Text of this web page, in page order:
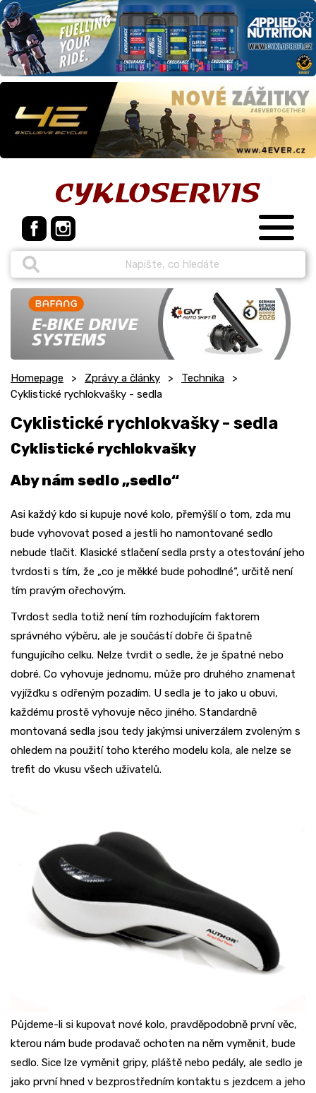
Homepage Zprávy a články
Technika
Cyklistické rychlokvašky - sedla
Cyklistické rychlokvašky - sedla
Cyklistické rychlokvašky
Aby nám sedlo „sedlo“
Asi každý kdo si kupuje nové kolo, přemýšlí o tom, zda mu
bude vyhovovat posed a jestli ho namontované sedlo
nebude tlačit. Klasické stlačení sedla prsty a otestování jeho
tvrdosti s tím, že „co je měkké bude pohodlné“, určitě není
tím pravým ořechovým.
Tvrdost sedla totiž není tím rozhodujícím faktorem
správného výběru, ale je součástí dobře či špatně
fungujícího celku. Nelze tvrdit o sedle, že je špatné nebo
dobré. Co vyhovuje jednomu, může pro druhého znamenat
vyjížďku s odřeným pozadím. U sedla je to jako u obuvi,
každému prostě vyhovuje něco jiného. Standardně
montovaná sedla jsou tedy jakýmsi univerzálem zvoleným s
ohledem na použití toho kterého modelu kola, ale nelze se
trefit do vkusu všech uživatelů.
Půjdeme-li si kupovat nové kolo, pravděpodobně první věc,
kterou nám bude prodavač ochoten na něm vyměnit, bude
sedlo. Sice lze vyměnit gripy, pláště nebo pedály, ale sedlo je
jako první hned v bezprostředním kontaktu s jezdcem a jeho